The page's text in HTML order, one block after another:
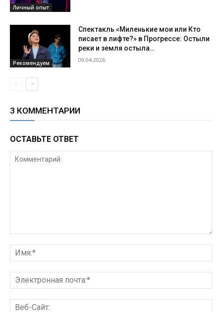
Личный опыт
Рекомендуем
Спектакль «Миленькие мои или Кто
писает в лифте?» в Прогрессе: Остыли
реки и земля остыла…
09.04.2026
3 КОММЕНТАРИИ
ОСТАВЬТЕ ОТВЕТ